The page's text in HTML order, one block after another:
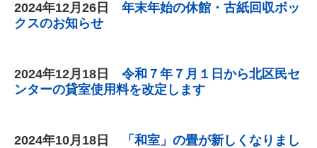
2024年12月26 日 年末年始の休館・古紙回収ボッ
クスのお知らせ
2024年12月18 日 令和７年７月１日から北区民セ
ンターの貸室使用料を改定します
2024年10月18 日
「和室」の畳が新しくなりまし